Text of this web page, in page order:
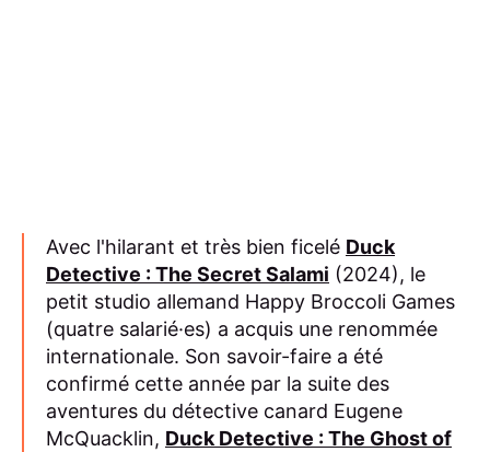
Avec l'hilarant et très bien ficelé Duck
Detective : The Secret Salami (2024), le
petit studio allemand Happy Broccoli Games
(quatre salarié·es) a acquis une renommée
internationale. Son savoir-faire a été
confirmé cette année par la suite des
aventures du détective canard Eugene
McQuacklin, Duck Detective : The Ghost of